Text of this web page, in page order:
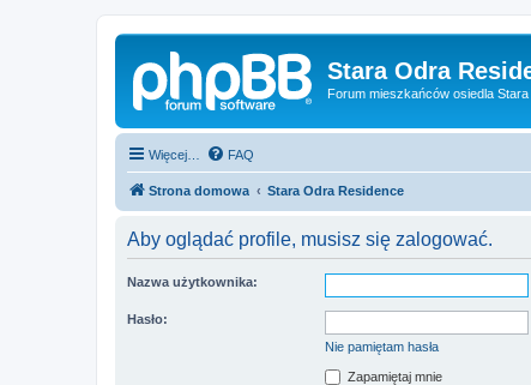
Stara Odra
Forum mieszkańców osiedla
Więcej… FAQ
Strona domowa Stara Odra Residence
Aby oglądać profile, musisz się zalogować.
Nazwa użytkownika:
Hasło:
Nie pamiętam hasła
Zapamiętaj mnie